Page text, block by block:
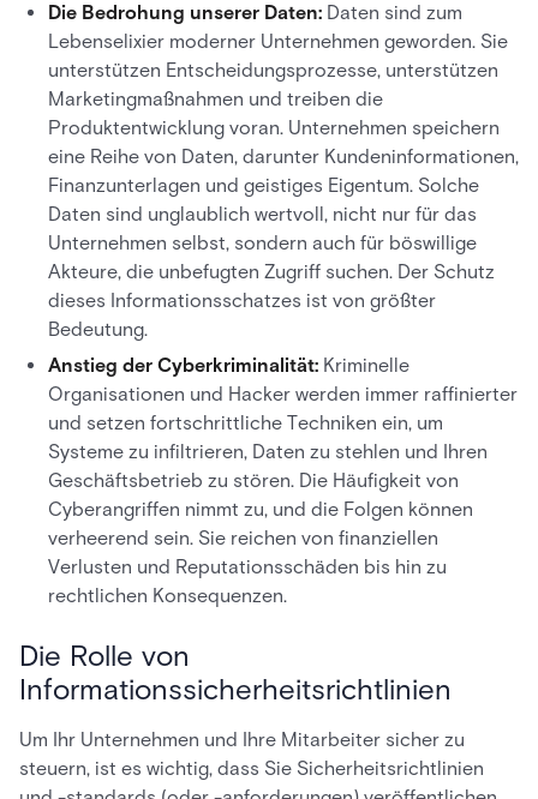
Die Bedrohung unserer Daten: Daten sind zum
Lebenselixier moderner Unternehmen geworden. Sie
unterstützen Entscheidungsprozesse, unterstützen
Marketingmaßnahmen und treiben die
Produktentwicklung voran. Unternehmen speichern
eine Reihe von Daten, darunter Kundeninformationen,
Finanzunterlagen und geistiges Eigentum. Solche
Daten sind unglaublich wertvoll, nicht nur für das
Unternehmen selbst, sondern auch für böswillige
Akteure, die unbefugten Zugriff suchen. Der Schutz
dieses Informationsschatzes ist von größter
Bedeutung.
Anstieg der Cyberkriminalität: Kriminelle
Organisationen und Hacker werden immer raffinierter
und setzen fortschrittliche Techniken ein, um
Systeme zu infiltrieren, Daten zu stehlen und Ihren
Geschäftsbetrieb zu stören. Die Häufigkeit von
Cyberangriffen nimmt zu, und die Folgen können
verheerend sein. Sie reichen von finanziellen
Verlusten und Reputationsschäden bis hin zu
rechtlichen Konsequenzen.
Die Rolle von
Informationssicherheitsrichtlinien
Um Ihr Unternehmen und Ihre Mitarbeiter sicher zu
steuern, ist es wichtig, dass Sie Sicherheitsrichtlinien